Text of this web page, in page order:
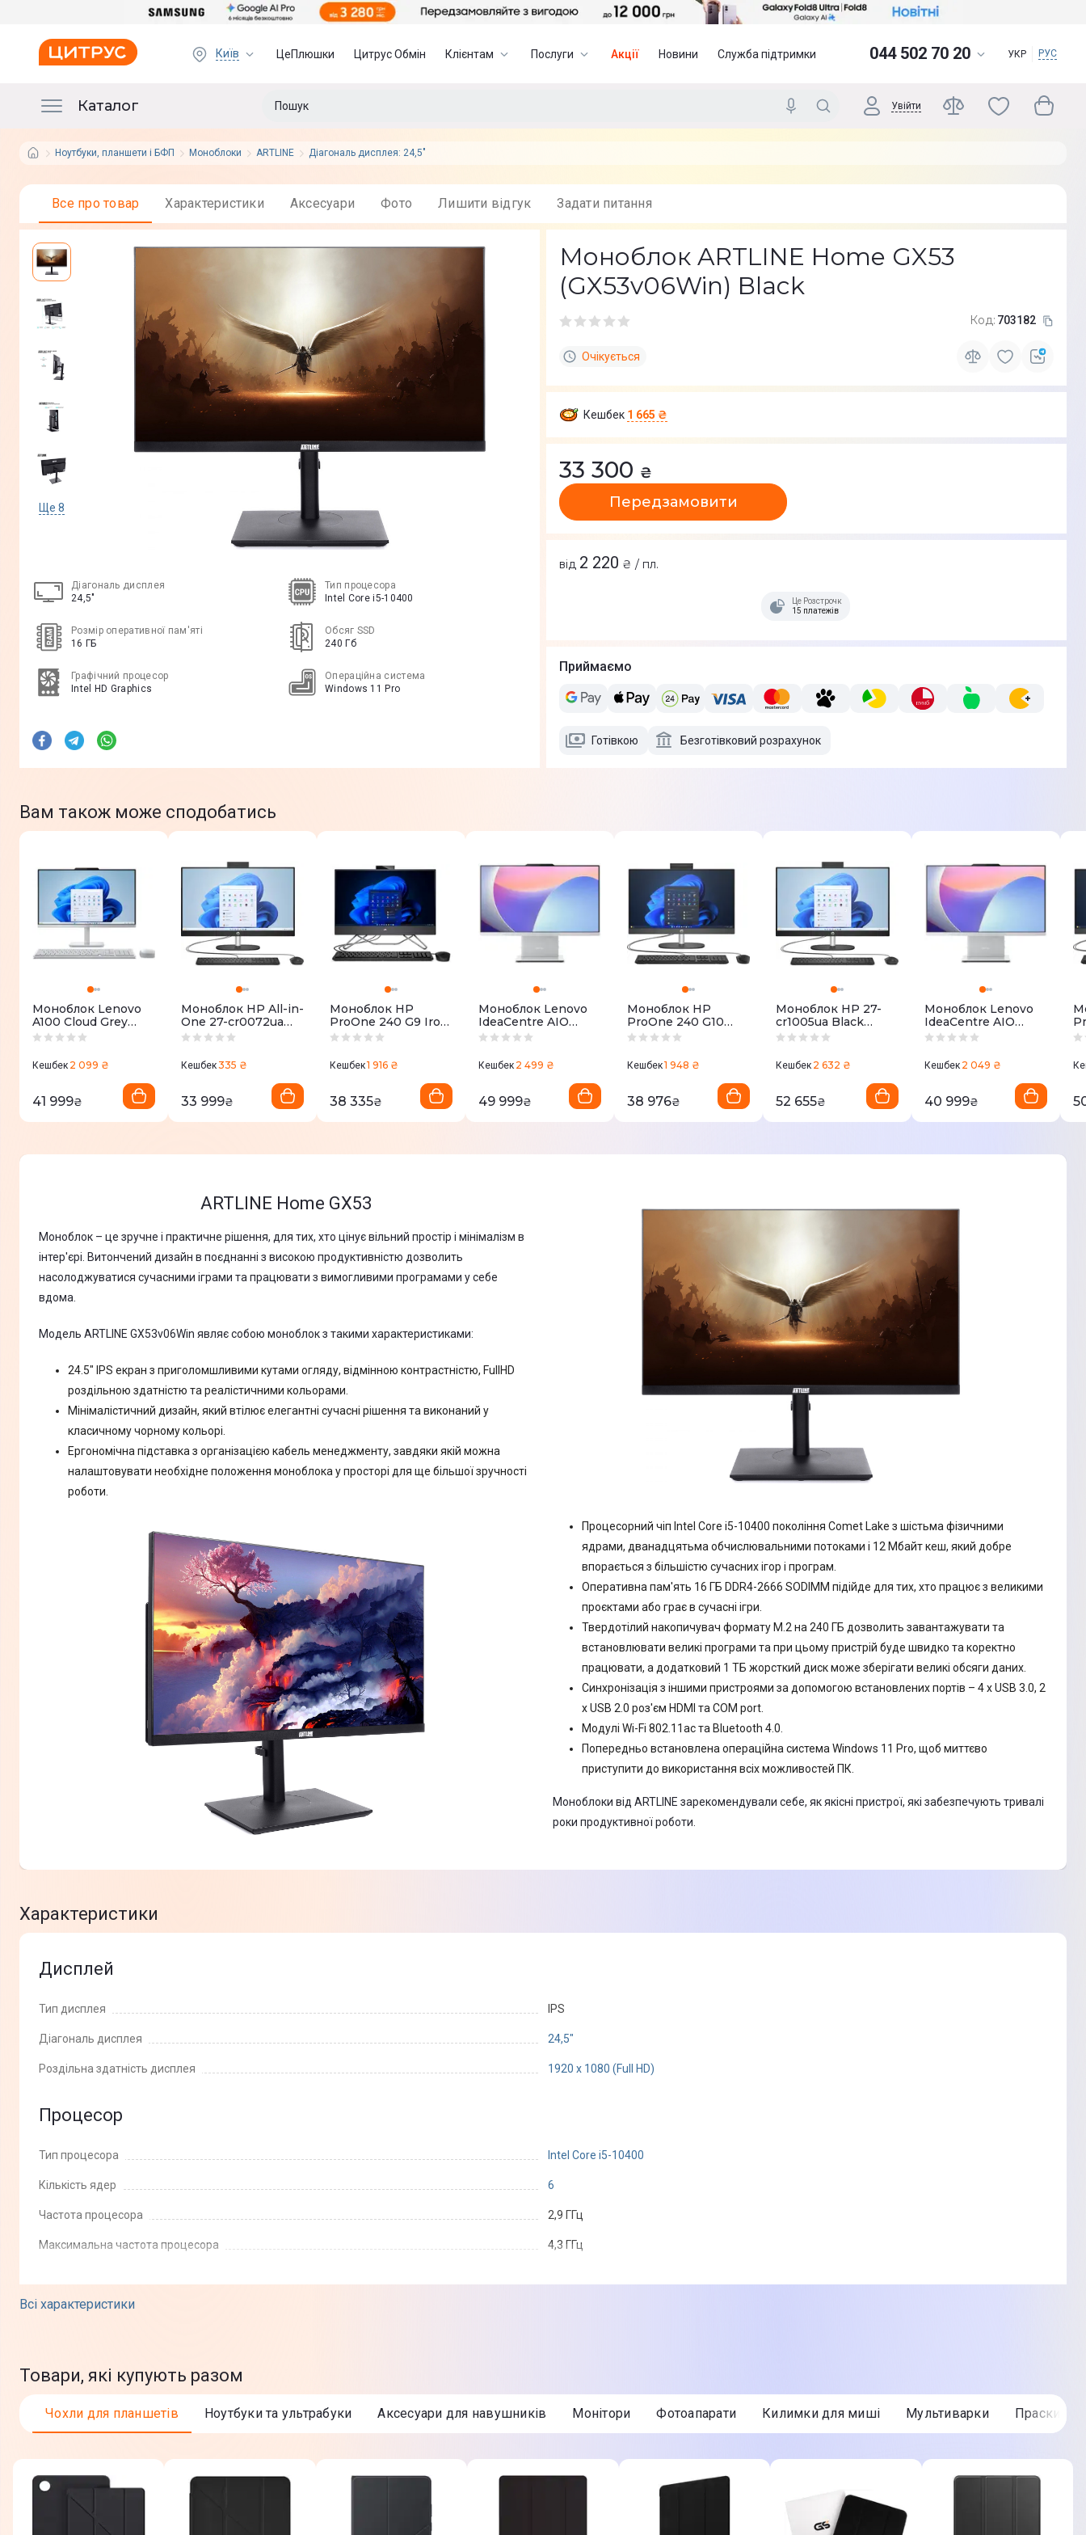
Київ ЦеПлюшки Цитрус Обмін Клієнтам Послуги Акції Новини Служба підтримки 044 502 70 20 УКР РУС
Каталог Увійти
Ноутбуки, планшети і БФП Моноблоки ARTLINE Діагональ дисплея: 24,5"
Все про товар Характеристики Аксесуари Фото Лишити вiдгук Задати питання
Ще 8
Діагональ дисплея
24,5"
Тип процесора
Intel Core i5-10400
Розмір оперативної пам'яті
16 ГБ
Обсяг SSD
240 Гб
Графічний процесор
Intel HD Graphics
Операційна система
Windows 11 Pro
Моноблок ARTLINE Home GX53
(GX53v06Win) Black
Код: 703182
Очікується
Кешбек 1 665 ₴
33 300 ₴
Передзамовити
від 2 220 ₴ / пл.
Це Розстрочка
15 платежів
Приймаємо
Готівкою Безготівковий розрахунок
Вам також може сподобатись
Моноблок Lenovo
A100 Cloud Grey
(F0JN002MUO)
Кешбек 2 099 ₴
41 999₴
Моноблок HP All-in-
One 27-cr0072ua
Jet Black (AE0Q0EA)
Кешбек335 ₴
33 999₴
Моноблок HP
ProOne 240 G9 Iron
Gray (6B2F8EA)
Кешбек1 916 ₴
38 335₴
Моноблок Lenovo
IdeaCentre AIO
24IRH9 Cloud Grey
Кешбек 2 499 ₴
49 999₴
Моноблок HP
ProOne 240 G10
Black (885M8EA)
Кешбек1 948 ₴
38 976₴
Моноблок HP 27-
cr1005ua Black
(D3MU2EA)
Кешбек 2 632 ₴
52 655₴
Моноблок Lenovo
IdeaCentre AIO
27IRH9 Cloud Grey
Кешбек 2 049 ₴
40 999₴
ARTLINE Home GX53
Моноблок – це зручне і практичне рішення, для тих, хто цінує вільний простір і мінімалізм в
інтер'єрі. Витончений дизайн в поєднанні з високою продуктивністю дозволить
насолоджуватися сучасними іграми та працювати з вимогливими програмами у себе
вдома.
Модель ARTLINE GX53v06Win являє собою моноблок з такими характеристиками:
24.5" IPS екран з приголомшливими кутами огляду, відмінною контрастністю, FullHD
роздільною здатністю та реалістичними кольорами.
Мінімалістичний дизайн, який втілює елегантні сучасні рішення та виконаний у
класичному чорному кольорі.
Ергономічна підставка з організацією кабель менеджменту, завдяки якій можна
налаштовувати необхідне положення моноблока у просторі для ще більшої зручності
роботи.
Процесорний чіп Intel Core i5-10400 покоління Comet Lake з шістьма фізичними
ядрами, дванадцятьма обчислювальними потоками і 12 Мбайт кеш, який добре
впорається з більшістю сучасних ігор і програм.
Оперативна пам'ять 16 ГБ DDR4-2666 SODIMM підійде для тих, хто працює з великими
проєктами або грає в сучасні ігри.
Твердотілий накопичувач формату M.2 на 240 ГБ дозволить завантажувати та
встановлювати великі програми та при цьому пристрій буде швидко та коректно
працювати, а додатковий 1 ТБ жорсткий диск може зберігати великі обсяги даних.
Синхронізація з іншими пристроями за допомогою встановлених портів – 4 x USB 3.0, 2
x USB 2.0 роз'єм HDMI та COM port.
Модулі Wi-Fi 802.11ac та Bluetooth 4.0.
Попередньо встановлена операційна система Windows 11 Pro, щоб миттєво
приступити до використання всіх можливостей ПК.
Моноблоки від ARTLINE зарекомендували себе, як якісні пристрої, які забезпечують тривалі
роки продуктивної роботи.
Характеристики
Всі характеристики
Дисплей
Тип дисплея IPS
Діагональ дисплея 24,5"
Роздільна здатність дисплея 1920 х 1080 (Full HD)
Процесор
Тип процесора Intel Core i5-10400
Кількість ядер 6
Частота процесора 2,9 ГГц
Максимальна частота процесора 4,3 ГГц
Частота оперативної пам'яті 2666 МГц
Об `єм HDD
Графічні можливості
Товари, які купують разом
Чохли для планшетів Ноутбуки та ультрабуки Аксесуари для навушників Монітори Фотоапарати Килимки для миші Мультиварки Праски